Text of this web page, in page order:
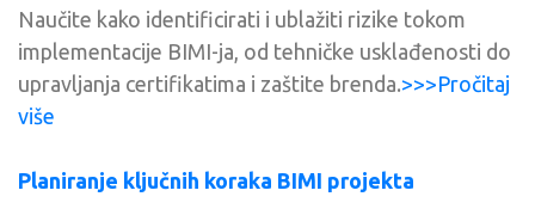
Naučite kako identificirati i ublažiti rizike tokom
implementacije BIMI-ja, od tehničke usklađenosti do
upravljanja certifikatima i zaštite brenda.>>>Pročitaj
više
Planiranje ključnih koraka BIMI projekta